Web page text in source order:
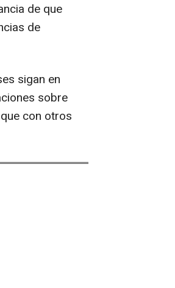
de que
de
sigan en
sobre
con otros